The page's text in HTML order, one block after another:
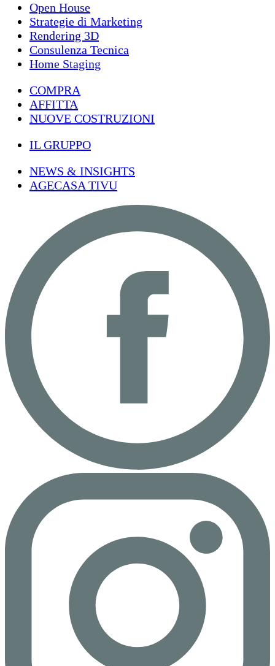
Open House
Strategie di Marketing
Rendering 3D
Consulenza Tecnica
Home Staging
COMPRA
AFFITTA
NUOVE COSTRUZIONI
IL GRUPPO
NEWS & INSIGHTS
AGECASA TIVU